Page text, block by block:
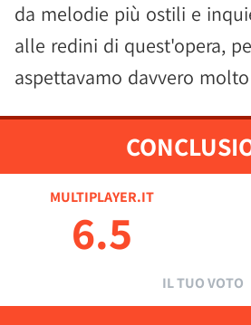
da melodie più ostili e
alle redini di quest'opera,
aspettavamo davvero
MULTIPLAYER.IT
6.5
IL TUO VOTO